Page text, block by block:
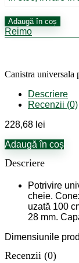
Cantitate
Canistra
reziduala,
Adaugă în coș
Reimo
Canistra universala
Descriere
Recenzii (0)
228,68 lei
Adaugă în coș
Descriere
Potrivire
cheie.
uzată 100
28 mm.
Dimensiunile
Recenzii (0)